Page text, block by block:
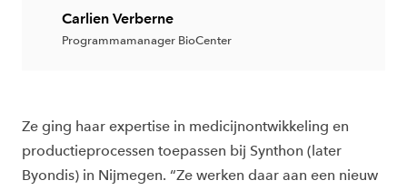
Carlien Verberne
Programmamanager BioCenter
Ze ging haar expertise in medicijnontwikkeling en
productieprocessen toepassen bij Synthon (later
Byondis) in Nijmegen. “Ze werken daar aan een nieuw